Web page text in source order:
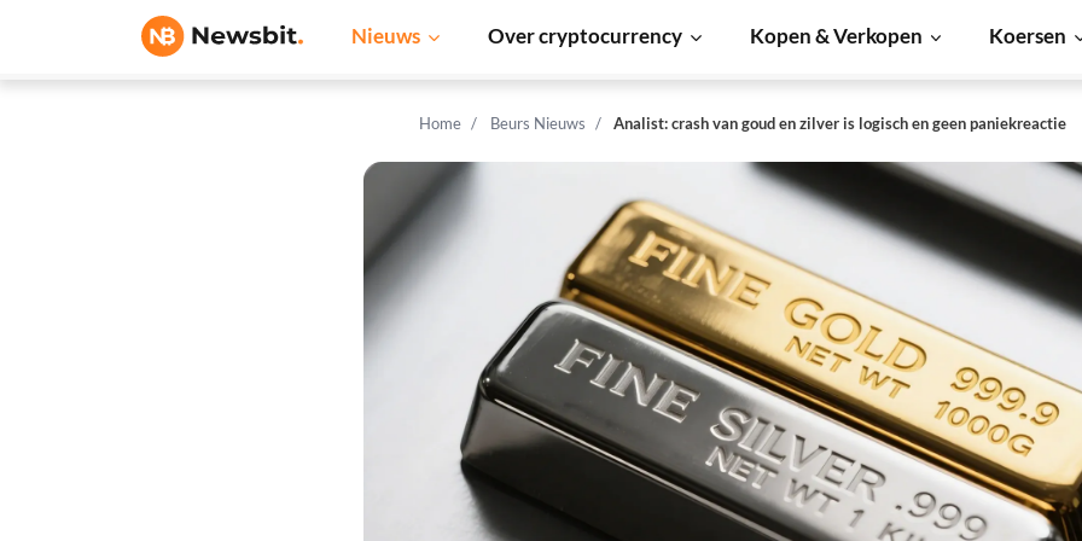
Nieuws Over cryptocurrency Kopen & Verkopen Koersen
Home Beurs Nieuws Analist: crash van goud en zilver is logisch en geen paniekreactie